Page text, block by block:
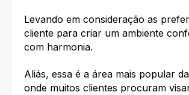
Levando em consideração as
cliente para criar um ambiente
com harmonia.
Aliás, essa é a área mais popular
onde muitos clientes procuram